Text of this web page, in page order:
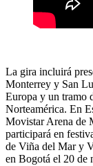
La gira incluirá
Monterrey y San
Europa y un tramo
Norteamérica. En
Movistar Arena de
participará en
de Viña del Mar y
en Bogotá el 20 de